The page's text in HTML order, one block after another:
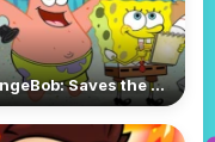
SpongeBob: Saves the Day